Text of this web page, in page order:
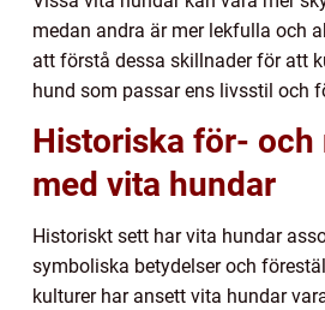
medan andra är mer lekfulla och
att förstå dessa skillnader för att
hund som passar ens livsstil och
Historiska för- och
med vita hundar
Historiskt sett har vita hundar
symboliska betydelser och
kulturer har ansett vita hundar